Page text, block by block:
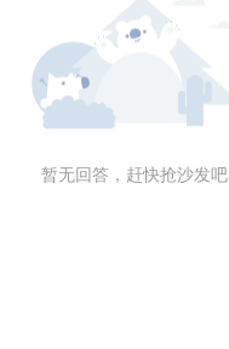
暂无回答，赶快抢沙发吧